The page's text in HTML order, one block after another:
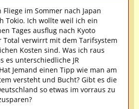
im Sommer nach Japan
Tokio. Ich wollte weil ich ein
Tages ausflug nach Kyoto
Total verwirrt mit dem Tarifsystem
Kosten sind. Was ich raus
es unterschiedliche JR
Jemand einen Tipp wie man am
versteht und Bucht? Gibt es die
so etwas im vorraus zu